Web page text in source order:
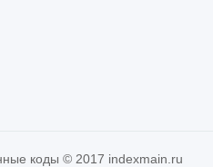
коды © 2017 indexmain.ru